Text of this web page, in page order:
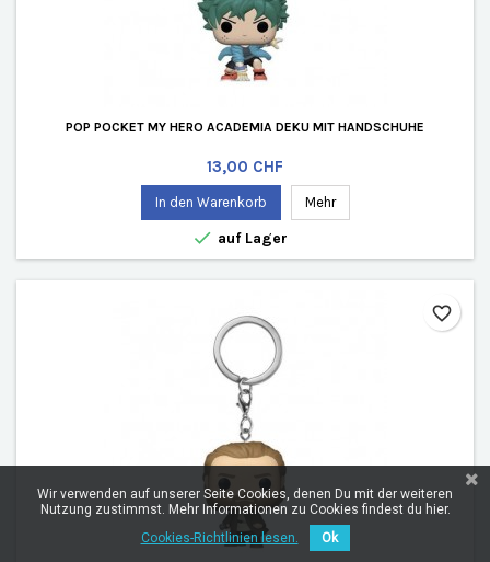
POP POCKET MY HERO ACADEMIA DEKU MIT HANDSCHUHE
Preis
13,00 CHF
In den Warenkorb Mehr
 auf Lager
favorite_border
Wir verwenden auf unserer Seite Cookies, denen Du mit der weiteren
Nutzung zustimmst. Mehr Informationen zu Cookies findest du hier.
Cookies-Richtlinien lesen.
Ok